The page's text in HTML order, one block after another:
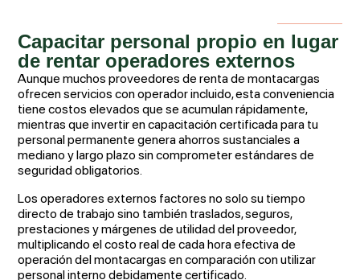
Capacitar personal propio en lugar
de rentar operadores externos
Aunque muchos proveedores de renta de montacargas
ofrecen servicios con operador incluido, esta conveniencia
tiene costos elevados que se acumulan rápidamente,
mientras que invertir en capacitación certificada para tu
personal permanente genera ahorros sustanciales a
mediano y largo plazo sin comprometer estándares de
seguridad obligatorios.
Los operadores externos factores no solo su tiempo
directo de trabajo sino también traslados, seguros,
prestaciones y márgenes de utilidad del proveedor,
multiplicando el costo real de cada hora efectiva de
operación del montacargas en comparación con utilizar
personal interno debidamente certificado.